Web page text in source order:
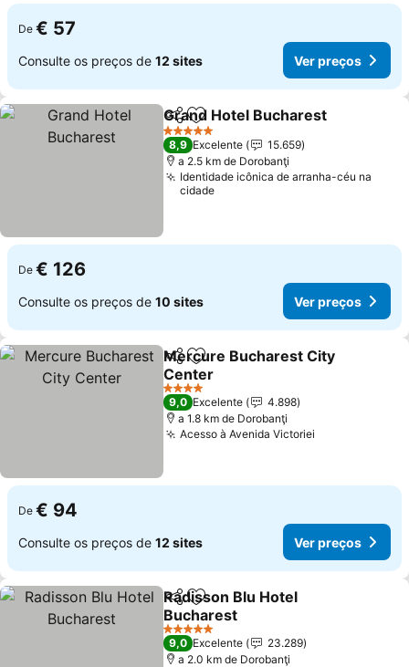
De € 57
Consulte os preços de 12 sites Ver preços
PartilharAdicionar aos favoritos
Grand Hotel Bucharest
5 Estrelas
8,9 Excelente
15.659
a 2.5 km de Dorobanţi
Identidade icônica de arranha-céu na
cidade
De € 126
Consulte os preços de 10 sites Ver preços
PartilharAdicionar aos favoritos
Mercure Bucharest City
Center
4 Estrelas
9,0 Excelente
4.898
a 1.8 km de Dorobanţi
Acesso à Avenida Victoriei
De € 94
Consulte os preços de 12 sites Ver preços
PartilharAdicionar aos favoritos
Radisson Blu Hotel
Bucharest
5 Estrelas
9,0 Excelente
23.289
a 2.0 km de Dorobanţi